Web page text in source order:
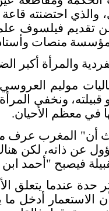
والذي احتضنته
تقديم فيلسوف
منصات وأستاذ
والمرأة أكبر
موليم
أو قبيلته، ونخفي
في معظم الأحيان.
أن" المغرب عرف
عن ذاته، لكن
فيصبح "أحمد
حدة عندما يتعلق
الاستعمار أدخل